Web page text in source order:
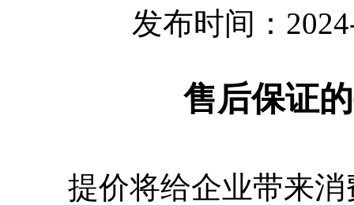
发布时间：
售后保证
提价将给企业带来消